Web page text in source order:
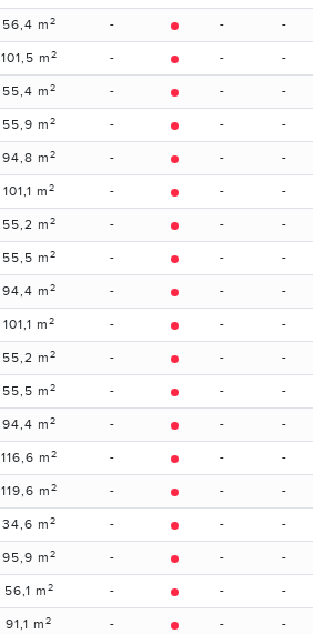
56,4 m2 - - -
101,5 m2 - - -
55,4 m2 - - -
55,9 m2 - - -
94,8 m2 - - -
101,1 m2 - - -
55,2 m2 - - -
55,5 m2 - - -
94,4 m2 - - -
101,1 m2 - - -
55,2 m2 - - -
55,5 m2 - - -
94,4 m2 - - -
116,6 m2 - - -
119,6 m2 - - -
34,6 m2 - - -
95,9 m2 - - -
56,1 m2 - - -
91,1 m2 - - -